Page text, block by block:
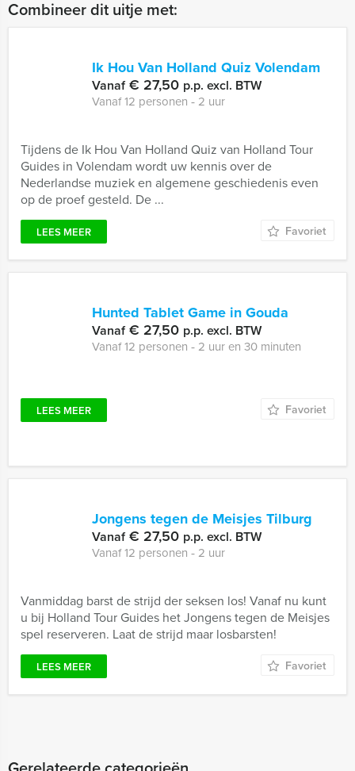
Combineer dit uitje met:
Ik Hou Van Holland Quiz Volendam
Vanaf€ 27,50 p.p. excl. BTW
Vanaf 12 personen ‐ 2 uur
Tijdens de Ik Hou Van Holland Quiz van Holland Tour
Guides in Volendam wordt uw kennis over de
Nederlandse muziek en algemene geschiedenis even
op de proef gesteld. De ...
LEES MEER Favoriet
Hunted Tablet Game in Gouda
Vanaf€ 27,50 p.p. excl. BTW
Vanaf 12 personen ‐ 2 uur en 30 minuten
LEES MEER Favoriet
Jongens tegen de Meisjes Tilburg
Vanaf€ 27,50 p.p. excl. BTW
Vanaf 12 personen ‐ 2 uur
Vanmiddag barst de strijd der seksen los! Vanaf nu kunt
u bij Holland Tour Guides het Jongens tegen de Meisjes
spel reserveren. Laat de strijd maar losbarsten!
LEES MEER Favoriet